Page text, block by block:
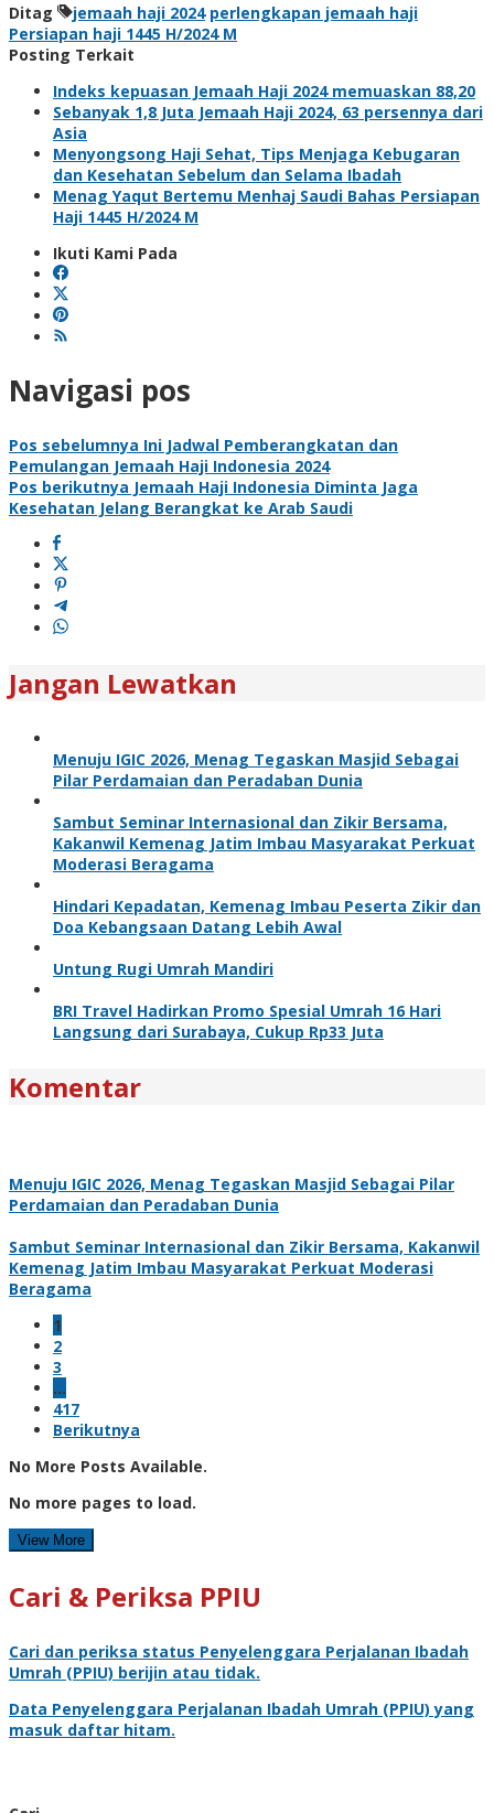
Ditag jemaah haji 2024 perlengkapan jemaah haji
Persiapan haji 1445 H/2024 M
Posting Terkait
Indeks kepuasan Jemaah Haji 2024 memuaskan 88,20
Sebanyak 1,8 Juta Jemaah Haji 2024, 63 persennya dari
Asia
Menyongsong Haji Sehat, Tips Menjaga Kebugaran
dan Kesehatan Sebelum dan Selama Ibadah
Menag Yaqut Bertemu Menhaj Saudi Bahas Persiapan
Haji 1445 H/2024 M
Ikuti Kami Pada
Navigasi pos
Pos sebelumnya Ini Jadwal Pemberangkatan dan
Pemulangan Jemaah Haji Indonesia 2024
Pos berikutnya Jemaah Haji Indonesia Diminta Jaga
Kesehatan Jelang Berangkat ke Arab Saudi
Jangan Lewatkan
Menuju IGIC 2026, Menag Tegaskan Masjid Sebagai
Pilar Perdamaian dan Peradaban Dunia
Sambut Seminar Internasional dan Zikir Bersama,
Kakanwil Kemenag Jatim Imbau Masyarakat Perkuat
Moderasi Beragama
Hindari Kepadatan, Kemenag Imbau Peserta Zikir dan
Doa Kebangsaan Datang Lebih Awal
Untung Rugi Umrah Mandiri
BRI Travel Hadirkan Promo Spesial Umrah 16 Hari
Langsung dari Surabaya, Cukup Rp33 Juta
Komentar
Menuju IGIC 2026, Menag Tegaskan Masjid Sebagai Pilar
Perdamaian dan Peradaban Dunia
Sambut Seminar Internasional dan Zikir Bersama, Kakanwil
Kemenag Jatim Imbau Masyarakat Perkuat Moderasi
Beragama
1
2
3
…
417
Berikutnya
No More Posts Available.
No more pages to load.
View More
Cari & Periksa PPIU
Cari dan periksa status Penyelenggara Perjalanan Ibadah
Umrah (PPIU) berijin atau tidak.
Data Penyelenggara Perjalanan Ibadah Umrah (PPIU) yang
masuk daftar hitam.